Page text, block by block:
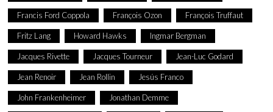
Francis Ford Coppola François Ozon François Truffaut
Fritz Lang Howard Hawks Ingmar Bergman
Jacques Rivette Jacques Tourneur Jean-Luc Godard
Jean Renoir Jean Rollin Jesús Franco
John Frankenheimer Jonathan Demme